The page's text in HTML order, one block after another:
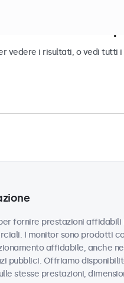
vedere i risultati, o vedi tutti i
fornire prestazioni affidabili
I monitor sono prodotti
affidabile, anche
pubblici. Offriamo
stesse prestazioni,